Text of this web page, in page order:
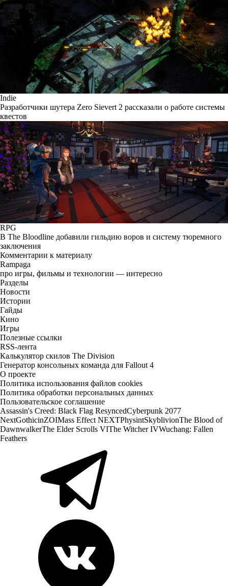
Indie
Разработчики шутера Zero Sievert 2 рассказали о работе системы
квестов
RPG
В The Bloodline добавили гильдию воров и систему тюремного
заключения
Комментарии к материалу
Rampaga
про игры, фильмы и технологии — интересно
Разделы
Новости
Истории
Гайды
Кино
Игры
Полезные ссылки
RSS-лента
Калькулятор скилов The Division
Генератор консольных команда для Fallout 4
О проекте
Политика использования файлов cookies
Политика обработки персональных данных
Пользовательское соглашение
Assassin's Creed: Black Flag ResyncedCyberpunk 2077
NextGothicinZOIMass Effect NEXTPhysintSkyblivionThe Blood of
DawnwalkerThe Elder Scrolls VIThe Witcher IVWuchang: Fallen
Feathers